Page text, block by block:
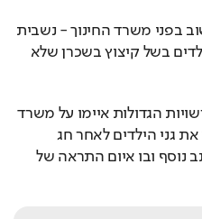
כפי שפורסם ב"ישראל היום" הרשויות הגדולות איימו על משרד
הפסח, היום (חמישי) מגיע מכתב נוסף ובו איום התראה של